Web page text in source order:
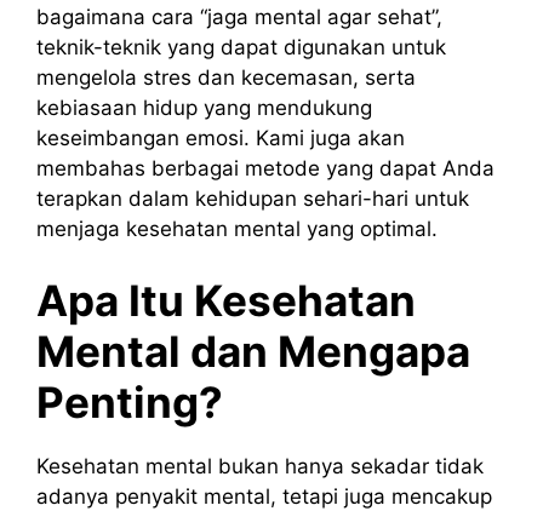
bagaimana cara “jaga mental agar sehat”,
teknik-teknik yang dapat digunakan untuk
mengelola stres dan kecemasan, serta
kebiasaan hidup yang mendukung
keseimbangan emosi. Kami juga akan
membahas berbagai metode yang dapat Anda
terapkan dalam kehidupan sehari-hari untuk
menjaga kesehatan mental yang optimal.
Apa Itu Kesehatan
Mental dan Mengapa
Penting?
Kesehatan mental bukan hanya sekadar tidak
adanya penyakit mental, tetapi juga mencakup